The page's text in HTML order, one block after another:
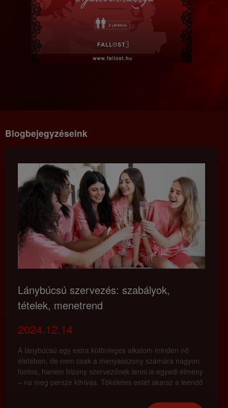
Blogbejegyzéseink
Lánybúcsú szervezés: szabályok,
tételek, menetrend
2024.12.14
A lánybúcsú egy extra különleges alkalom minden nő
életében, de nem csak a menyasszony számára nagyon
fontos, hanem bizony szervezőnek lenni is egyedi élmény
– na meg persze kihívás. Tökéletes estét akarsz a leendő